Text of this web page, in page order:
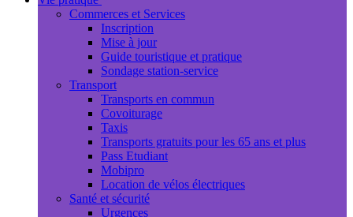
Commerces et Services
Inscription
Mise à jour
Guide touristique et pratique
Sondage station-service
Transport
Transports en commun
Covoiturage
Taxis
Transports gratuits pour les 65 ans et plus
Pass Etudiant
Mobipro
Location de vélos électriques
Santé et sécurité
Urgences